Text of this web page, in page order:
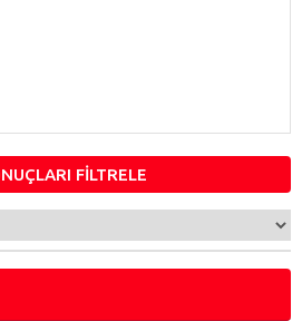
FİLTRELE